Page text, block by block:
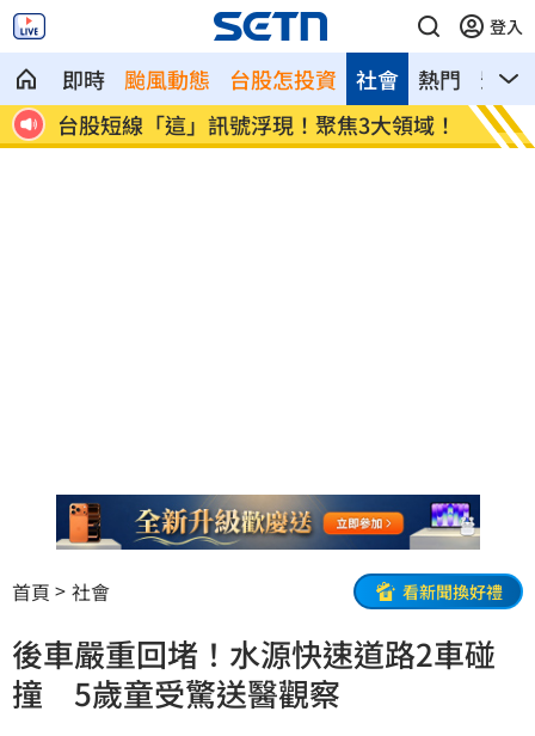
登入
即時 颱風動態 台股怎投資 熱門 影音
社會
！ 中菲民主礁衝突升溫！美批北京力挺馬尼
拉
徐巧
首頁 社會 看新聞換好禮
後車嚴重回堵！水源快速道路2車碰
撞 5歲童受驚送醫觀察